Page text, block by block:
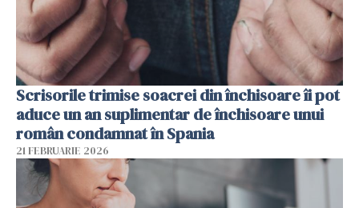
Scrisorile trimise soacrei din închisoare îi pot
aduce un an suplimentar de închisoare unui
român condamnat în Spania
21 FEBRUARIE 2026